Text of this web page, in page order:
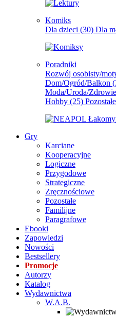
Komiks
Dla dzieci (30) Dla
Poradniki
Rozwój osobisty/
Dom/Ogród/Balkon
Moda/Uroda/Zdrowie
Hobby (25) Pozostałe
Gry
Karciane
Kooperacyjne
Logiczne
Przygodowe
Strategiczne
Zręcznościowe
Pozostałe
Familijne
Paragrafowe
Ebooki
Zapowiedzi
Nowości
Bestsellery
Promocje
Autorzy
Katalog
Wydawnictwa
W.A.B.